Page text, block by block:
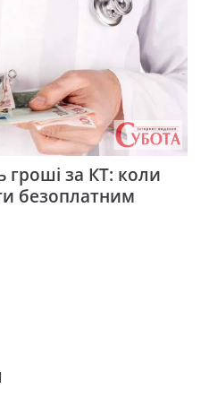
гроші за КТ: коли
безоплатним